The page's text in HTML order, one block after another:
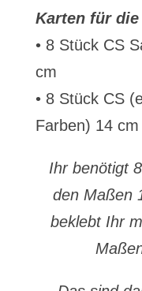
Karten für
• 8 Stück CS
cm
• 8 Stück CS
Farben) 14
Ihr benötigt
den Maßen
beklebt Ihr